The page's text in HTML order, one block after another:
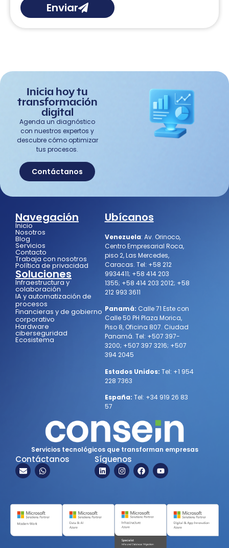
Enviar
Inicia hoy tu
transformación
digital
Agenda un diagnóstico
con nuestros expertos y
descubre cómo optimizar
tus procesos.
Contáctanos
Navegación
Inicio
Nosotros
Blog
Servicios
Contacto
Trabaja con nosotros
Política de privacidad
Soluciones
Infraestructura y
colaboración
IA y automatización de
procesos
Financieras y de gobierno
corporativo
Hardware
ciberseguridad
Ecosistema
Ubícanos
Venezuela: Av. Orinoco,
Centro Empresarial Roca,
piso 2, Las Mercedes,
Caracas. Tel: +58 212
9934411; +58 414 203
1355; +58 414 203 2012; +58
212 993 3611
Panamá: Calle 71 Este con
Calle 50 PH Plaza Morica,
Piso 8, Oficina 807. Ciudad
Panamá. Tel: +507 397-
3200; +507 397 3216; +507
394 2045
Estados Unidos: Tel: +1 954
228 7363
España: Tel: +34 919 26 83
57
Servicios tecnológicos que transforman empresas
Contáctanos Síguenos